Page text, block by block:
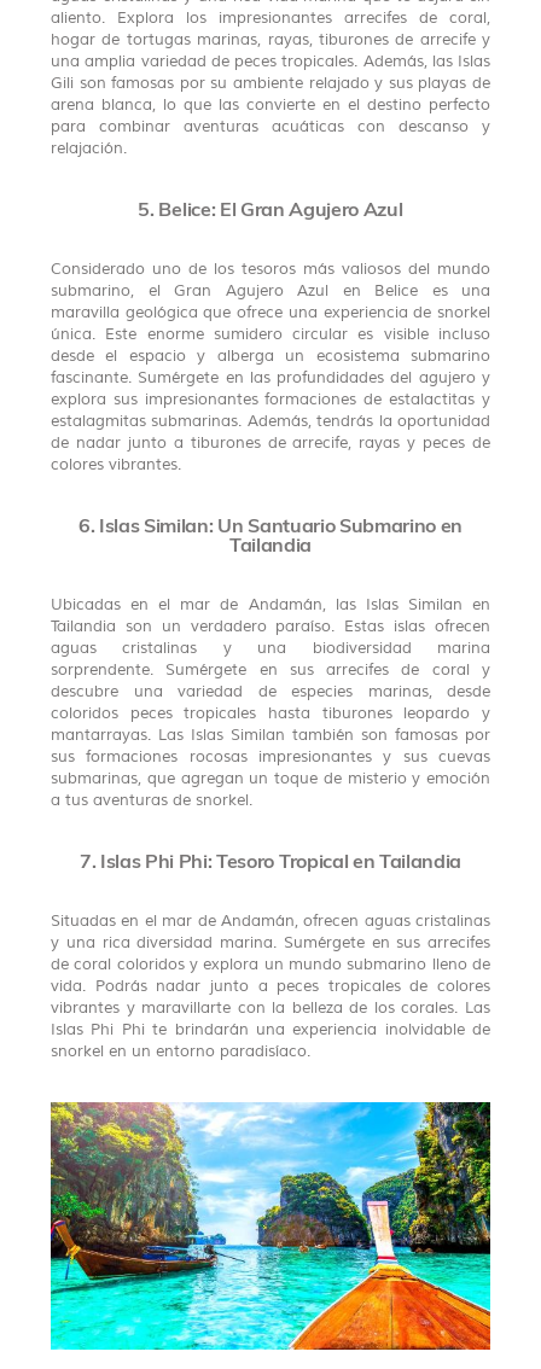
aliento. Explora los impresionantes arrecifes de coral,
hogar de tortugas marinas, rayas, tiburones de arrecife y
una amplia variedad de peces tropicales. Además, las Islas
Gili son famosas por su ambiente relajado y sus playas de
arena blanca, lo que las convierte en el destino perfecto
para combinar aventuras acuáticas con descanso y
relajación.
5. Belice: El Gran Agujero Azul
Considerado uno de los tesoros más valiosos del mundo
submarino, el Gran Agujero Azul en Belice es una
maravilla geológica que ofrece una experiencia de snorkel
única. Este enorme sumidero circular es visible incluso
desde el espacio y alberga un ecosistema submarino
fascinante. Sumérgete en las profundidades del agujero y
explora sus impresionantes formaciones de estalactitas y
estalagmitas submarinas. Además, tendrás la oportunidad
de nadar junto a tiburones de arrecife, rayas y peces de
colores vibrantes.
6. Islas Similan: Un Santuario Submarino en
Tailandia
Ubicadas en el mar de Andamán, las Islas Similan en
Tailandia son un verdadero paraíso. Estas islas ofrecen
aguas cristalinas y una biodiversidad marina
sorprendente. Sumérgete en sus arrecifes de coral y
descubre una variedad de especies marinas, desde
coloridos peces tropicales hasta tiburones leopardo y
mantarrayas. Las Islas Similan también son famosas por
sus formaciones rocosas impresionantes y sus cuevas
submarinas, que agregan un toque de misterio y emoción
a tus aventuras de snorkel.
7. Islas Phi Phi: Tesoro Tropical en Tailandia
Situadas en el mar de Andamán, ofrecen aguas cristalinas
y una rica diversidad marina. Sumérgete en sus arrecifes
de coral coloridos y explora un mundo submarino lleno de
vida. Podrás nadar junto a peces tropicales de colores
vibrantes y maravillarte con la belleza de los corales. Las
Islas Phi Phi te brindarán una experiencia inolvidable de
snorkel en un entorno paradisíaco.